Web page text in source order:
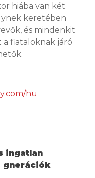
hiába van két
keretében
és mindenkit
a fiataloknak járó
hu
ingatlan
gnerációk